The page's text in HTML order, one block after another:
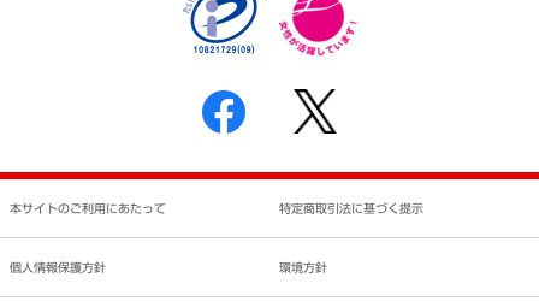
反社会的勢力に対する基本方針
書面による個人情報の開示等の請求の手続きについて
本サイトのご利用にあたって 特定商取引法に基づく提示
個人情報保護方針 環境方針